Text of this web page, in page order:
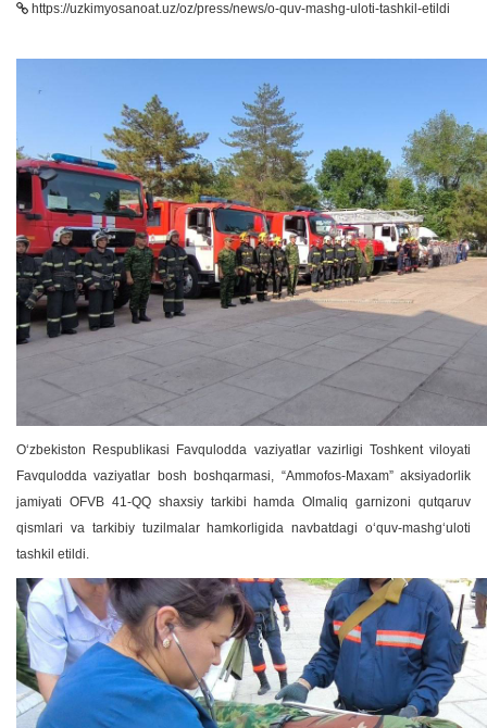
https://uzkimyosanoat.uz/oz/press/news/o-quv-mashg-uloti-tashkil-etildi
O‘zbekiston Respublikasi Favqulodda vaziyatlar vazirligi Toshkent viloyati
Favqulodda vaziyatlar bosh boshqarmasi, “Ammofos-Maxam” aksiyadorlik
jamiyati OFVB 41-QQ shaxsiy tarkibi hamda Olmaliq garnizoni qutqaruv
qismlari va tarkibiy tuzilmalar hamkorligida navbatdagi o‘quv-mashg‘uloti
tashkil etildi.